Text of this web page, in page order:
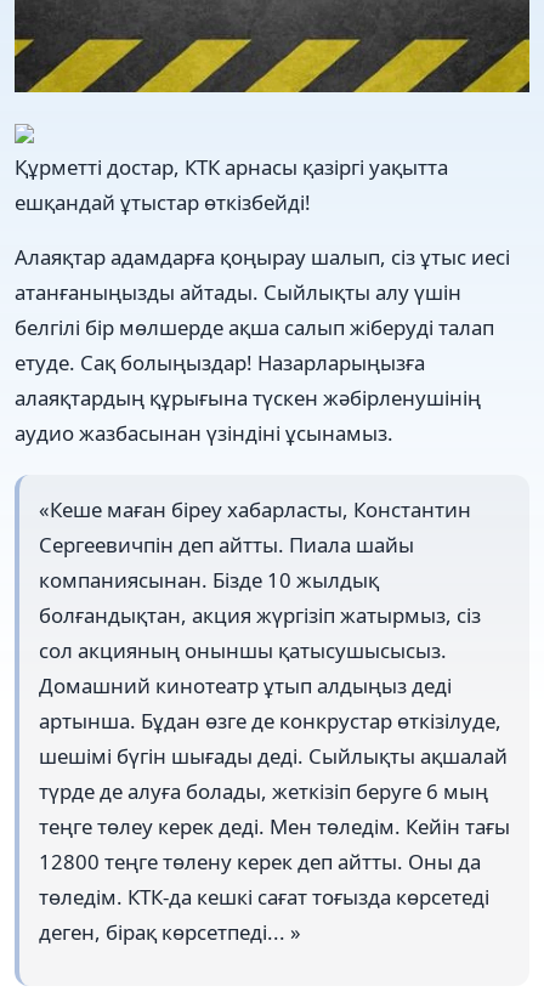
Құрметті достар, КТК арнасы қазіргі уақытта
ешқандай ұтыстар өткізбейді!
Алаяқтар адамдарға қоңырау шалып, сіз ұтыс иесі
атанғаныңызды айтады. Сыйлықты алу үшін
белгілі бір мөлшерде ақша салып жіберуді талап
етуде. Сақ болыңыздар! Назарларыңызға
алаяқтардың құрығына түскен жәбірленушінің
аудио жазбасынан үзіндіні ұсынамыз.
«Кеше маған біреу хабарласты, Константин
Сергеевичпін деп айтты. Пиала шайы
компаниясынан. Бізде 10 жылдық
болғандықтан, акция жүргізіп жатырмыз, сіз
сол акцияның оныншы қатысушысысыз.
Домашний кинотеатр ұтып алдыңыз деді
артынша. Бұдан өзге де конкрустар өткізілуде,
шешімі бүгін шығады деді. Сыйлықты ақшалай
түрде де алуға болады, жеткізіп беруге 6 мың
теңге төлеу керек деді. Мен төледім. Кейін тағы
12800 теңге төлену керек деп айтты. Оны да
төледім. КТК-да кешкі сағат тоғызда көрсетеді
деген, бірақ көрсетпеді... »